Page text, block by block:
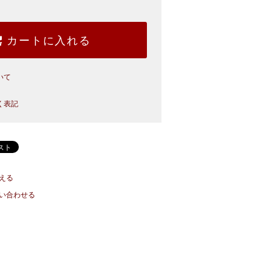
カートに入れる
て
表記
る
合わせる